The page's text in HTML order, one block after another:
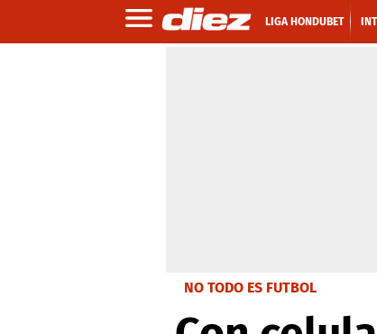
LIGA HONDUBET
NO TODO ES FUTBOL